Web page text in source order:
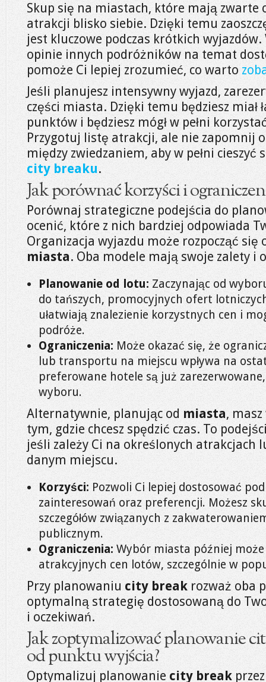
Skup się na miastach, które mają zwarte
atrakcji blisko siebie. Dzięki temu
jest kluczowe podczas krótkich
opinie innych podróżników na temat
pomoże Ci lepiej zrozumieć, co warto
Jeśli planujesz intensywny wyjazd,
części miasta. Dzięki temu będziesz miał
punktów i będziesz mógł w pełni
Przygotuj listę atrakcji, ale nie zapomnij
między zwiedzaniem, aby w pełni
city breaku.
Jak porównać korzyści i
Porównaj strategiczne podejścia do
ocenić, które z nich bardziej odpowiada
Organizacja wyjazdu może rozpocząć się
miasta. Oba modele mają swoje zalety i
Planowanie od lotu: Zaczynając od
do tańszych, promocyjnych ofert
ułatwiają znalezienie korzystnych cen i
podróże.
Ograniczenia: Może okazać się, że
lub transportu na miejscu wpływa na
preferowane hotele są już
wyboru.
Alternatywnie, planując od miasta,
tym, gdzie chcesz spędzić czas. To
jeśli zależy Ci na określonych atrakcjach
danym miejscu.
Korzyści: Pozwoli Ci lepiej dostosować
zainteresowań oraz preferencji. Możesz
szczegółów związanych z
publicznym.
Ograniczenia: Wybór miasta później
atrakcyjnych cen lotów, szczególnie w
Przy planowaniu city break rozważ oba
optymalną strategię dostosowaną do
i oczekiwań.
Jak zoptymalizować planowanie
od punktu wyjścia?
Optymalizuj planowanie city break